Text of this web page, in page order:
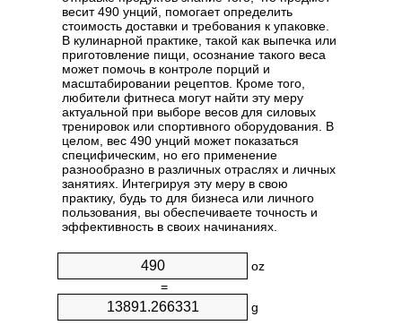
весит 490 унций, помогает определить
стоимость доставки и требования к упаковке.
В кулинарной практике, такой как выпечка или
приготовление пищи, осознание такого веса
может помочь в контроле порций и
масштабировании рецептов. Кроме того,
любители фитнеса могут найти эту меру
актуальной при выборе весов для силовых
тренировок или спортивного оборудования. В
целом, вес 490 унций может показаться
специфическим, но его применение
разнообразно в различных отраслях и личных
занятиях. Интегрируя эту меру в свою
практику, будь то для бизнеса или личного
пользования, вы обеспечиваете точность и
эффективность в своих начинаниях.
oz
=
g